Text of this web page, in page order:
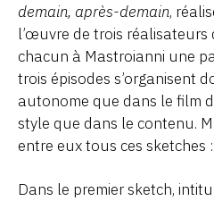
demain, après-demain,
l’œuvre de trois réalisateurs
chacun à Mastroianni une
trois épisodes s’organisent
autonome que dans le film
style que dans le contenu.
entre eux tous ces sketches
Dans le premier sketch,